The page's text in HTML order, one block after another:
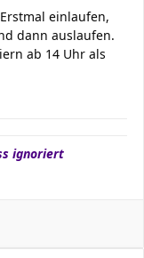
einlaufen,
dann auslaufen.
ab 14 Uhr als
ignoriert